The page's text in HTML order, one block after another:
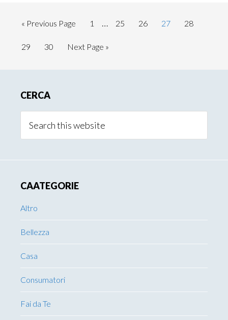
« Go
Previous Page Page
1
Interim
omitted
… Page
25 Page
26 Page
27 Page
28
Page
29 Page
30
Go
Next Page »
Sidebar
CERCA
this
CAATEGORIE
Altro
Bellezza
Casa
Consumatori
Fai da Te